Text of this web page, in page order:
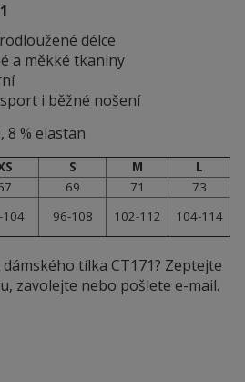
délce
a měkké tkaniny
i běžné nošení
8 % elastan
S M
L
69 71
73
104 96-108 102-112 104-114
tílka CT171? Zeptejte
zavolejte nebo pošlete e-mail.